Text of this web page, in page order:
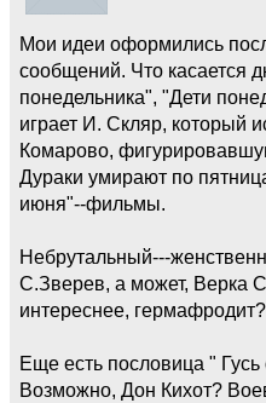
Мои идеи оформились
сообщений. Что касается
понедельника", "Дети
играет И. Скляр, который
Комарово,
Дураки умирают по
июня"--фильмы.
Небрутальный---
С.Зверев, а может, Верка
интереснее, гермафродит?
Еще есть пословица "
Возможно, Дон Кихот?